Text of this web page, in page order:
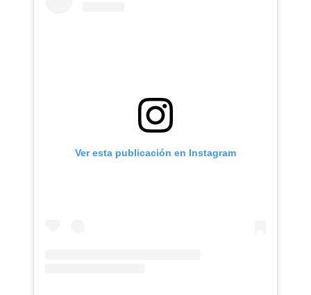
Ver esta publicación en Instagram